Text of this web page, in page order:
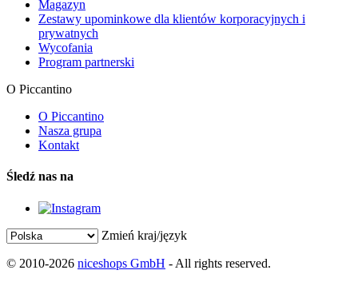
Magazyn
Zestawy upominkowe dla klientów korporacyjnych i
prywatnych
Wycofania
Program partnerski
O Piccantino
O Piccantino
Nasza grupa
Kontakt
Śledź nas na
Zmień kraj/język
© 2010-2026 niceshops GmbH - All rights reserved.